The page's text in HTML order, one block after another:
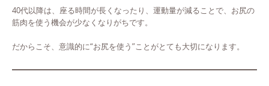
40代以降は、座る時間が長くなったり、運動量が減ることで、お尻の
筋肉を使う機会が少なくなりがちです。
だからこそ、意識的に“お尻を使う”ことがとても大切になります。